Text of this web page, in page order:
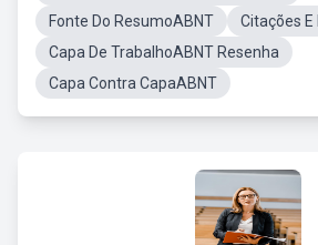
Fonte Do ResumoABNT
Citações
Capa De TrabalhoABNT Resenha
Capa Contra CapaABNT